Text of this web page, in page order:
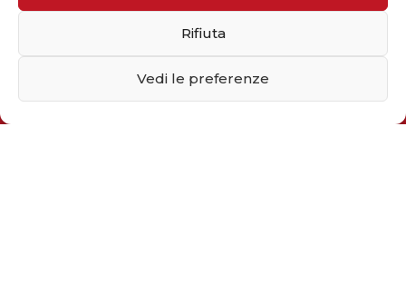
Rifiuta
Vedi le preferenze
+39 055 9110077